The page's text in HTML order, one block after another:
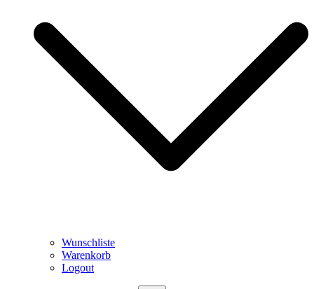
Wunschliste
Warenkorb
Logout